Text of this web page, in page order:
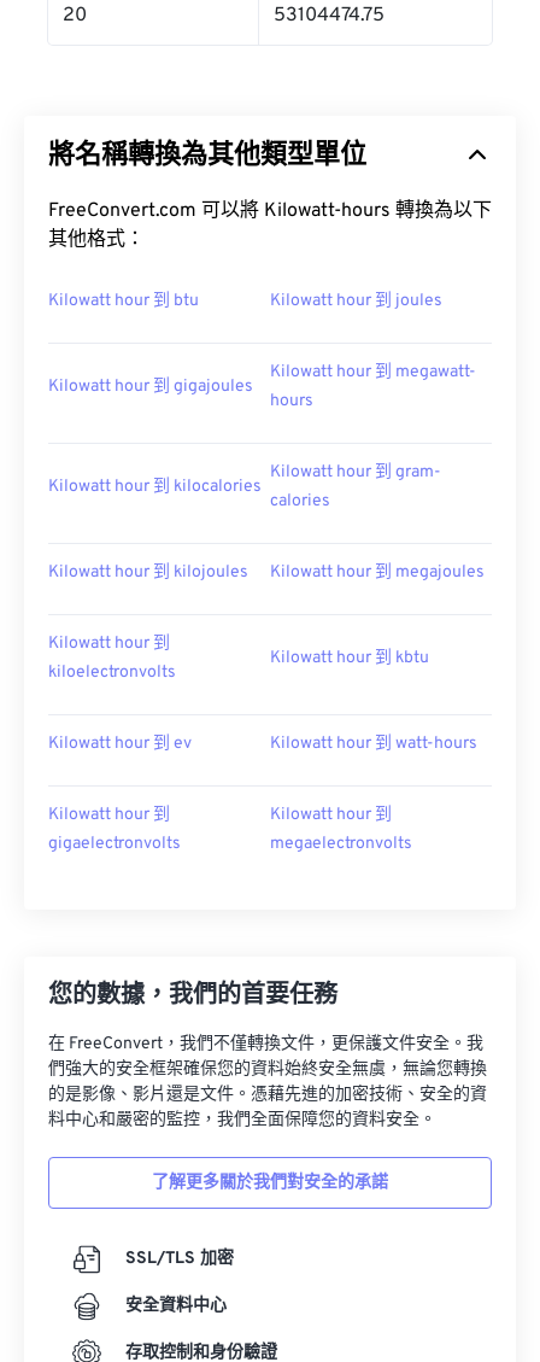
20 53104474.75
將名稱轉換為其他類型單位
FreeConvert.com 可以將 Kilowatt-hours 轉換為以下
其他格式：
Kilowatt hour 到 btu Kilowatt hour 到 joules
Kilowatt hour 到 gigajoules
Kilowatt hour 到 megawatt-
hours
Kilowatt hour 到 kilocalories
Kilowatt hour 到 gram-
calories
Kilowatt hour 到 kilojoules Kilowatt hour 到 megajoules
Kilowatt hour 到
kiloelectronvolts
Kilowatt hour 到 kbtu
Kilowatt hour 到 ev Kilowatt hour 到 watt-hours
Kilowatt hour 到
gigaelectronvolts
Kilowatt hour 到
megaelectronvolts
您的數據，我們的首要任務
在 FreeConvert，我們不僅轉換文件，更保護文件安全。我
們強大的安全框架確保您的資料始終安全無虞，無論您轉換
的是影像、影片還是文件。憑藉先進的加密技術、安全的資
料中心和嚴密的監控，我們全面保障您的資料安全。
了解更多關於我們對安全的承諾
SSL/TLS 加密
安全資料中心
存取控制和身份驗證